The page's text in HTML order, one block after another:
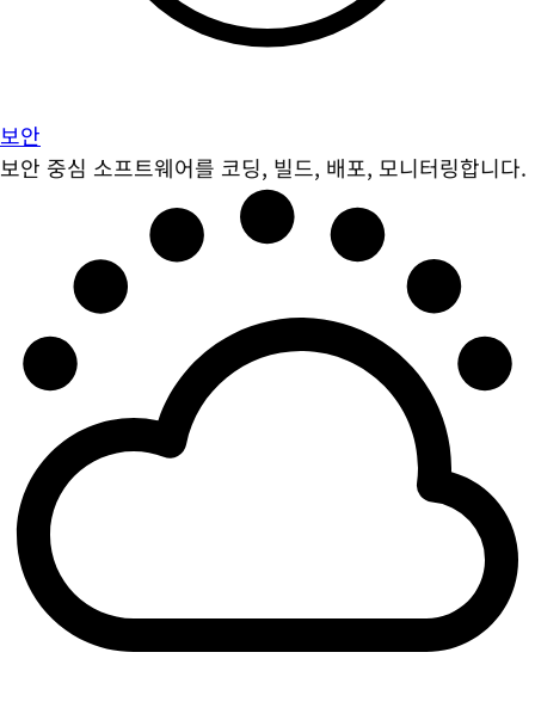
보안
보안 중심 소프트웨어를 코딩, 빌드, 배포, 모니터링합니다.